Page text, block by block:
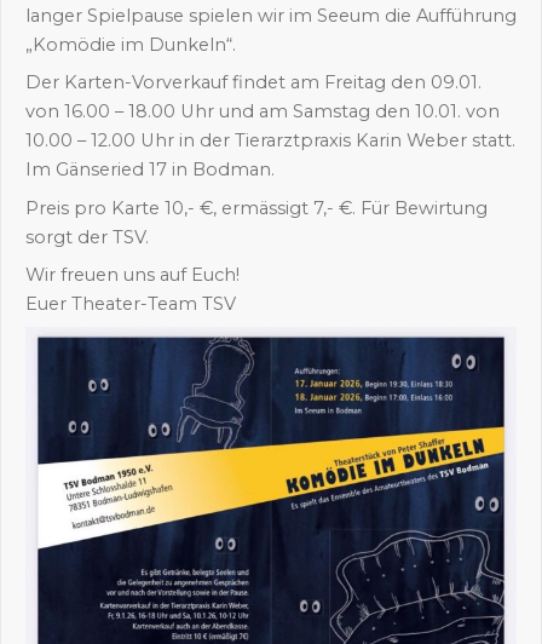
langer Spielpause spielen wir im Seeum die Aufführung
„Komödie im Dunkeln“.
Der Karten-Vorverkauf findet am Freitag den 09.01.
von 16.00 – 18.00 Uhr und am Samstag den 10.01. von
10.00 – 12.00 Uhr in der Tierarztpraxis Karin Weber statt.
Im Gänseried 17 in Bodman.
Preis pro Karte 10,- €, ermässigt 7,- €. Für Bewirtung
sorgt der TSV.
Wir freuen uns auf Euch!
Euer Theater-Team TSV